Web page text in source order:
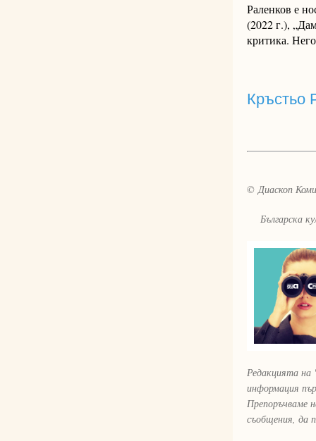
Раленков е
(2022 г.),
критика.
Кръстьо
© Диаскоп
Българска
Редакцията на
информация
Препоръчваме
съобщения, да